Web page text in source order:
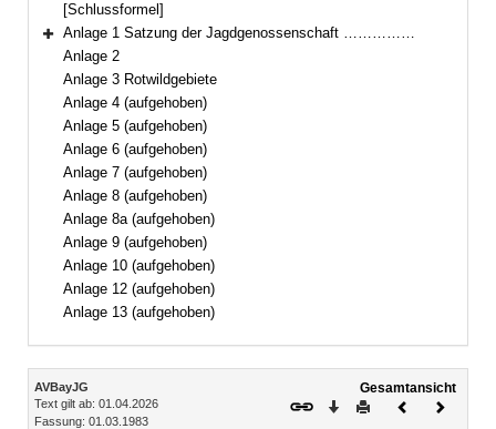
[Schlussformel]
Bereich erweitern
Anlage 1 Satzung der Jagdgenossenschaft ……………
Anlage 2
Anlage 3 Rotwildgebiete
Anlage 4 (aufgehoben)
Anlage 5 (aufgehoben)
Anlage 6 (aufgehoben)
Anlage 7 (aufgehoben)
Anlage 8 (aufgehoben)
Anlage 8a (aufgehoben)
Anlage 9 (aufgehoben)
Anlage 10 (aufgehoben)
Anlage 12 (aufgehoben)
Anlage 13 (aufgehoben)
Inhalt
AVBayJG
Text gilt ab: 01.04.2026
Fassung: 01.03.1983
Gesamtansicht
Download
DruckenVorheriges